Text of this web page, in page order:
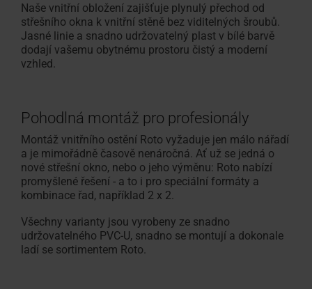
Naše vnitřní obložení zajišťuje plynulý přechod od
střešního okna k vnitřní stěně bez viditelných šroubů.
Jasné linie a snadno udržovatelný plast v bílé barvě
dodají vašemu obytnému prostoru čistý a moderní
vzhled.
Pohodlná montáž pro profesionály
Montáž vnitřního ostění Roto vyžaduje jen málo nářadí
a je mimořádně časově nenáročná. Ať už se jedná o
nové střešní okno, nebo o jeho výměnu: Roto nabízí
promyšlené řešení - a to i pro speciální formáty a
kombinace řad, například 2 x 2.
Všechny varianty jsou vyrobeny ze snadno
udržovatelného PVC-U, snadno se montují a dokonale
ladí se sortimentem Roto.